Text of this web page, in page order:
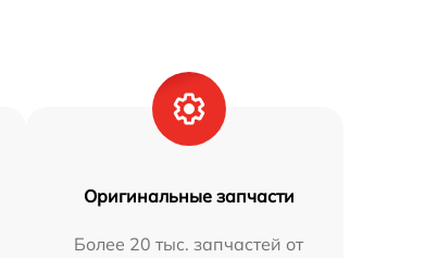
Оригинальные запчасти
Более 20 тыс. запчастей от